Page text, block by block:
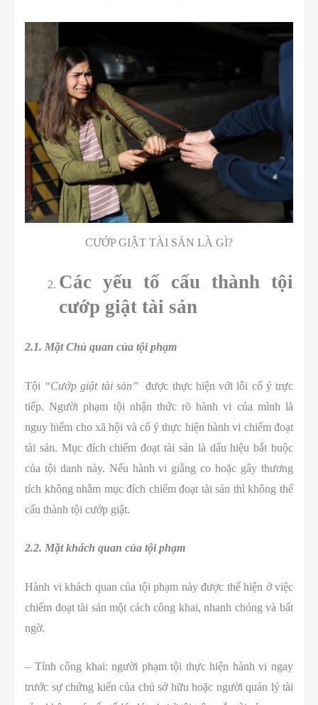
CƯỚP GIẬT TÀI SẢN LÀ GÌ?
Các yếu tố cấu thành tội
cướp giật tài sản
2.1. MặtChủ quan của tội phạm
Tội “Cướp giật tài sản” được thực hiện với lỗi cố ý trực
tiếp. Người phạm tội nhận thức rõ hành vi của mình là
nguy hiểm cho xã hội và cố ý thực hiện hành vi chiếm đoạt
tài sản. Mục đích chiếm đoạt tài sản là dấu hiệu bắt buộc
của tội danh này. Nếu hành vi giằng co hoặc gây thương
tích không nhằm mục đích chiếm đoạt tài sản thì không thể
cấu thành tội cướp giật.
2.2. Mặt khách quan của tội phạm
Hành vi khách quan của tội phạm này được thể hiện ở việc
chiếm đoạt tài sản một cách công khai, nhanh chóng và bất
ngờ.
– Tính công khai: người phạm tội thực hiện hành vi ngay
trước sự chứng kiến của chủ sở hữu hoặc người quản lý tài